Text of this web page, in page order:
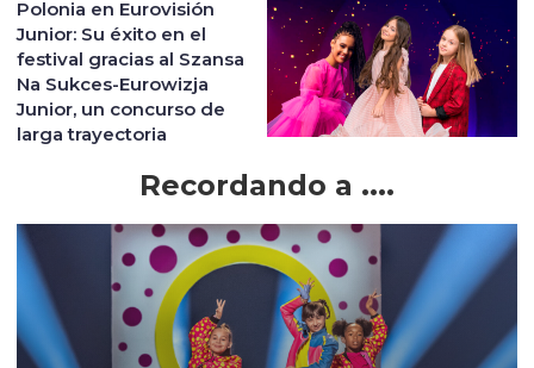
Polonia en Eurovisión
Junior: Su éxito en el
festival gracias al Szansa
Na Sukces-Eurowizja
Junior, un concurso de
larga trayectoria
Recordando a ....